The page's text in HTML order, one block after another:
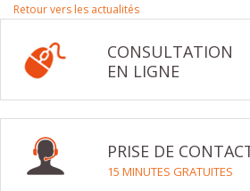
Retour vers les actualités
CONSULTATION
EN LIGNE
PRISE DE
15 MINUTES GRATUITES